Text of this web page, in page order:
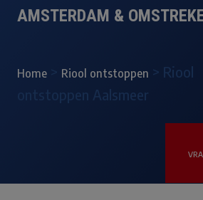
AMSTERDAM &
Home Riool ontstoppen > Riool
ontstoppen Aalsmeer